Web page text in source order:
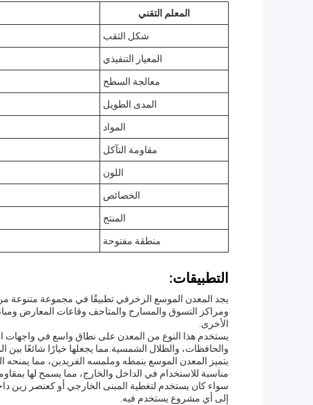
المعلم التقني
شكل الثقب
المعيار التنفيذي
معالجة السطح
المدى الطويل
المواد
مقاومة التآكل
اللون
الخصائص
المنتج
منطقة مفتوحة
التطبيقات:
يجد المعدن الموسع الزخرفي تطبيقًا في مجموعة متنوعة
ومراكز التسوق والمسارح والمتاحف وقاعات المعارض
الأخرى.
يستخدم هذا النوع من المعدن على نطاق واسع في واجهات
والحافظات، والظلال الشمسية.مما يجعلها خيارًا شائعًا بين
يتميز المعدن الموسع بنمطه وملمسه الفريدين، مما يمنحه
مناسبة للاستخدام في الداخل والخارج، مما يسمح لها
سواء كان يستخدم لتغطية المبنى الخارجي أو كعنصر زين
إلى أي مشروع يستخدم فيه.